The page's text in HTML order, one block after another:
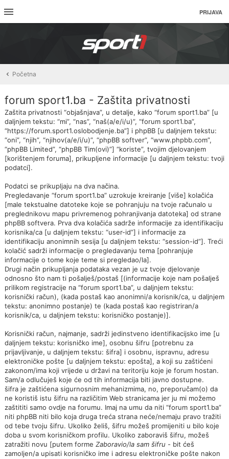
PRIJAVA
Početna
forum sport1.ba - Zaštita privatnosti
Zaštita privatnosti “objašnjava”, u detalje, kako “forum sport1.ba” [u
daljnjem tekstu: “mi”, “nas”, “naš(a/e/i/u)”, “forum sport1.ba”,
“https://forum.sport1.oslobodjenje.ba”] i phpBB [u daljnjem tekstu:
“oni”, “njih”, “njihov(a/e/i/u)”, “phpBB softver”, “www.phpbb.com”,
“phpBB Limited”, “phpBB Tim(ovi)”] “koriste”, tvojim djelovanjem
[korištenjem foruma], prikupljene informacije [u daljnjem tekstu: tvoji
podatci].
Podatci se prikupljaju na dva načina.
Pregledavanje “forum sport1.ba” uzrokuje kreiranje [više] kolačića
[male tekstualne datoteke koje se pohranjuju na tvoje računalo u
preglednikovu mapu privremenog pohranjivanja datoteka] od strane
phpBB softvera. Prva dva kolačića sadrže informacije za identifikaciju
korisnika/ca [u daljnjem tekstu: “user-id”] i informacije za
identifikaciju anonimnih sesija [u daljnjem tekstu: “session-id”]. Treći
kolačić sadrži informacije o pregledavanju tema [pohranjuje
informacije o tome koje teme si pregledao/la].
Drugi način prikupljanja podataka vezan je uz tvoje djelovanje
odnosno što nam ti pošalješ/postaš [(informacije koje nam pošalješ
prilikom registracije na “forum sport1.ba”, u daljnjem tekstu:
korisnički račun), (kada postaš kao anonimni/a korisnik/ca, u daljnjem
tekstu: anonimno postanje) te (kada postaš kao registriran/a
korisnik/ca, u daljnjem tekstu: korisničko postanje)].
Korisnički račun, najmanje, sadrži jedinstveno identifikacijsko ime [u
daljnjem tekstu: korisničko ime], osobnu šifru [potrebnu za
prijavljivanje, u daljnjem tekstu: šifra] i osobnu, ispravnu, adresu
elektroničke pošte [u daljnjem tekstu: epošta], a koji su zaštićeni
zakonom/ima koji vrijede u državi na teritoriju koje je forum hostan.
Sam/a odlučuješ koje će od tih informacija biti javno dostupne.
šifra je zaštićena sigurnosnim mehanizmima, no, preporučam(o) da
ne koristiš istu šifru na različitim Web stranicama jer ju mi možemo
zaštititi samo ovdje na forumu. Imaj na umu da niti “forum sport1.ba”
niti phpBB niti bilo koja druga treća strana neće/nemaju pravo tražiti
od tebe tvoju šifru. Ukoliko želiš, šifru možeš promijeniti u bilo koje
doba u svom korisničkom profilu. Ukoliko zaboraviš šifru, možeš
zatražiti novu [putem forme Zaboravio/la sam šifru - bit ćeš
zamoljen/a upisati korisničko ime i adresu elektroničke pošte nakon